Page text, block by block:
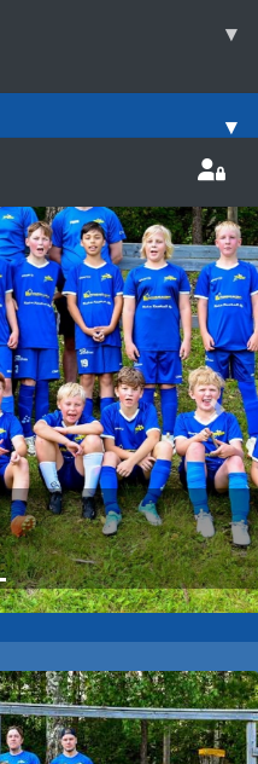
▾
▾